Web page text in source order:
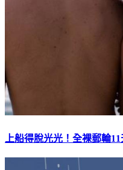
上船得脫光光！全裸郵輪